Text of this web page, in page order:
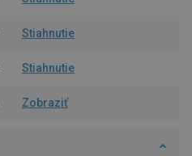
Stiahnutie
Stiahnutie
Zobraziť